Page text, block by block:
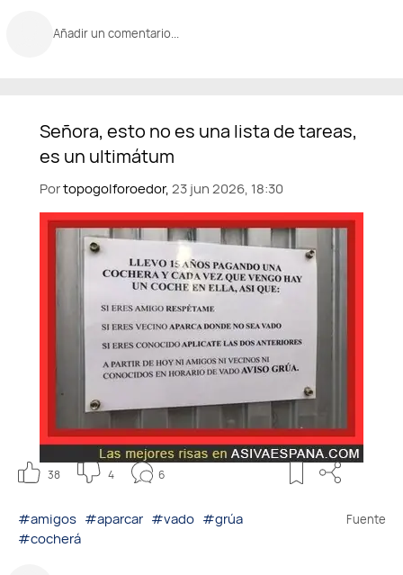
Añadir un comentario...
Portopogolforoedor,23 jun 2026, 18:30
38 4 6
#amigos #aparcar #vado #grúa
#cocherá
Fuente